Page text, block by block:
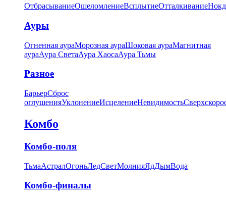
ОтбрасываниеОшеломлениеВсплытиеОтталкивание
Ауры
Огненная аураМорозная аураШоковая аураМагнитная
аураАура СветаАура ХаосаАура Тьмы
Разное
БарьерСброс
оглушенияУклонениеИсцелениеНевидимость
Комбо
Комбо-поля
ТьмаАстралОгоньЛедСветМолнияЯдДымВода
Комбо-финалы